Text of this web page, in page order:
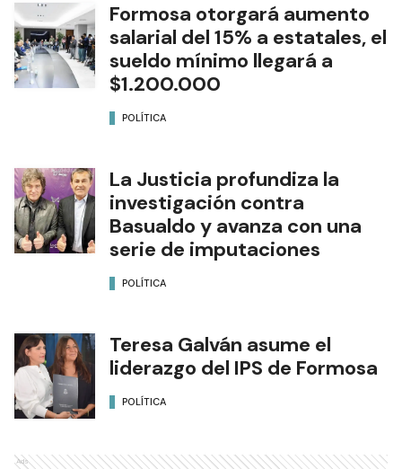
Formosa otorgará aumento
salarial del 15% a estatales, el
sueldo mínimo llegará a
$1.200.000
POLÍTICA
La Justicia profundiza la
investigación contra
Basualdo y avanza con una
serie de imputaciones
POLÍTICA
Teresa Galván asume el
liderazgo del IPS de Formosa
POLÍTICA
Ads